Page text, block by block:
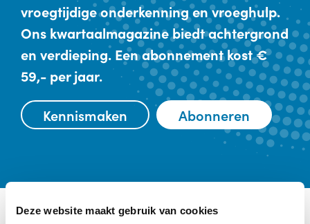
Deze website maakt gebruik van cookies
vroegtijdige onderkenning en vroeghulp.
Ons kwartaalmagazine biedt achtergrond
en verdieping. Een abonnement kost €
59,- per jaar.
Kennismaken Abonneren